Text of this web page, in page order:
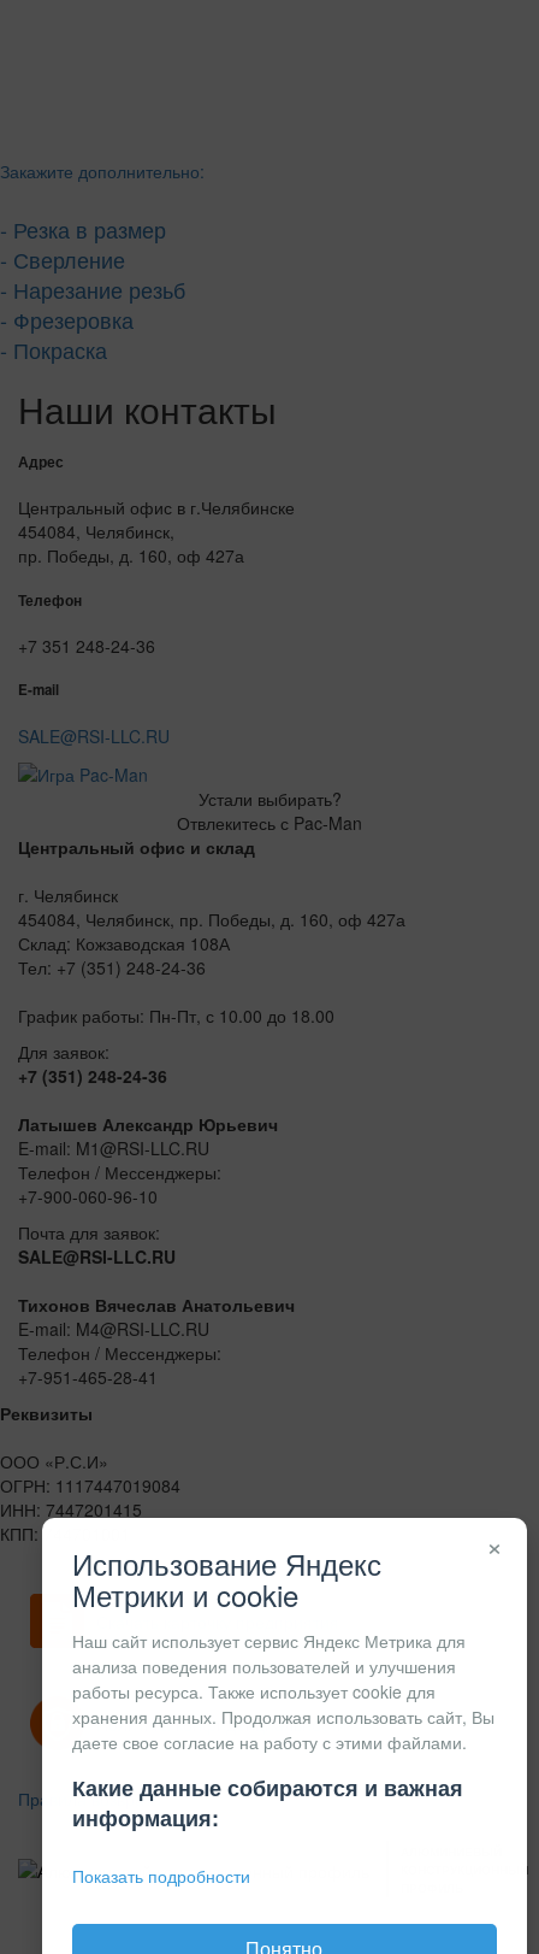
Закажите дополнительно:
- Резка в размер
- Сверление
- Нарезание резьб
- Фрезеровка
- Покраска
Наши контакты
Адрес
Центральный офис в г.Челябинске
454084, Челябинск,
пр. Победы, д. 160, оф 427а
Телефон
+7 351 248-24-36
E-mail
SALE@RSI-LLC.RU
Устали выбирать?
Отвлекитесь с Pac-Man
Центральный офис и склад
г. Челябинск
454084, Челябинск, пр. Победы, д. 160, оф 427а
Склад: Кожзаводская 108А
Тел: +7 (351) 248-24-36
График работы: Пн-Пт, с 10.00 до 18.00
Для заявок:
+7 (351) 248-24-36
Латышев Александр Юрьевич
E-mail: M1@RSI-LLC.RU
Телефон / Мессенджеры:
+7-900-060-96-10
Почта для заявок:
SALE@RSI-LLC.RU
Тихонов Вячеслав Анатольевич
E-mail: M4@RSI-LLC.RU
Телефон / Мессенджеры:
+7-951-465-28-41
Реквизиты
ООО «Р.С.И»
ОГРН: 1117447019084
ИНН: 7447201415
КПП: 744701001
Скачать карточку предприятия
Политика конфиденциальности
Правила возврата
КОНСТРУКЦИОННЫЙ
×
Использование Яндекс
Метрики и cookie
Наш сайт использует сервис Яндекс Метрика для
анализа поведения пользователей и улучшения
работы ресурса. Также использует cookie для
хранения данных. Продолжая использовать сайт, Вы
даете свое согласие на работу с этими файлами.
Какие данные собираются и важная
информация:
Показать подробности